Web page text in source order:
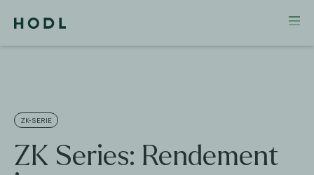
ZK-SERIE
ZK Series: Rendement